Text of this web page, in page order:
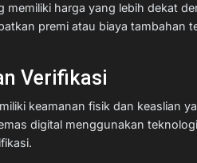
memiliki harga yang lebih dekat
premi atau biaya tambahan
Verifikasi
keamanan fisik dan keaslian
digital menggunakan